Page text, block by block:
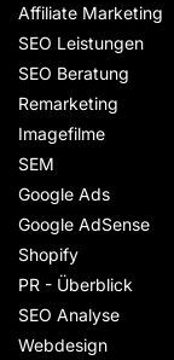
Affiliate Marketing
SEO Leistungen
SEO Beratung
Remarketing
Imagefilme
SEM
Google Ads
Google AdSense
Shopify
PR - Überblick
SEO Analyse
Webdesign